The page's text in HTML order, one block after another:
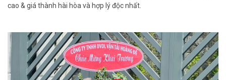
cao & giá thành hài hòa và hợp lý độc nhất.